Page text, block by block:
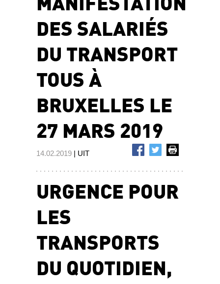
DES SALARIÉS
DU TRANSPORT
TOUS À
BRUXELLES LE
27 MARS 2019
14.02.2019 | UIT
URGENCE POUR
LES
TRANSPORTS
DU QUOTIDIEN,